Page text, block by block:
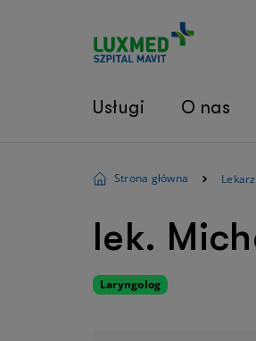
Usługi O nas
Strona główna
lek.
Laryngolog